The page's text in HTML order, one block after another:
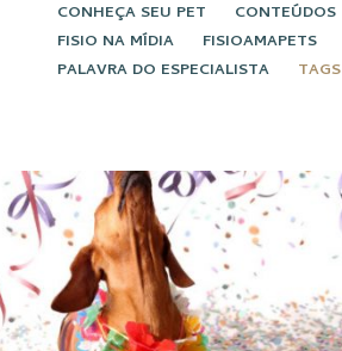
CONHEÇA SEU PET
CONTEÚDOS
FISIO NA MÍDIA
FISIOAMAPETS
PALAVRA DO ESPECIALISTA
TAGS